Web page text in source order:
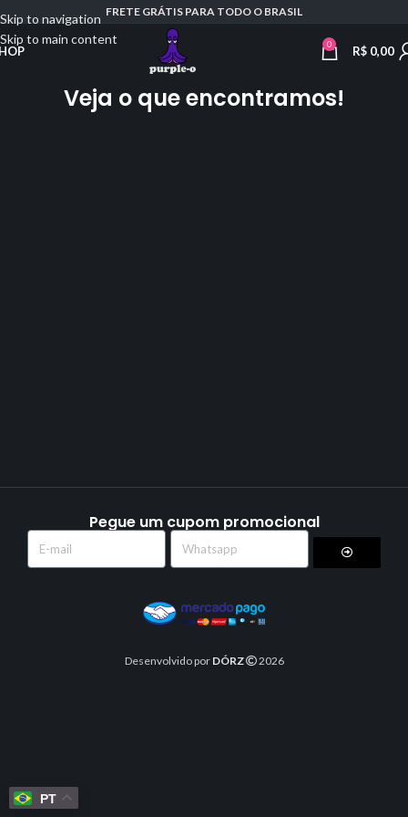
Skip to navigation
Skip to main content
FRETE GRÁTIS PARA TODO O BRASIL
0 R$0,00
Veja o que encontramos!
Pegue um cupom promocional
Desenvolvido por DÓRZ 2026
PT